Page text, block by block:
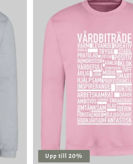
Upp till 20%